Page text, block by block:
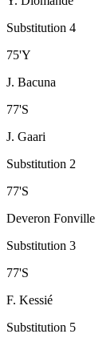
Substitution 4
75'Y
J. Bacuna
77'S
J. Gaari
Substitution 2
77'S
Deveron Fonville
Substitution 3
77'S
F. Kessié
Substitution 5